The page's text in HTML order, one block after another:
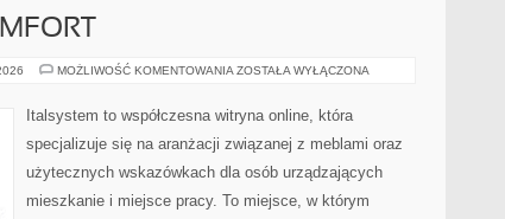
MOŻLIWOŚĆ KOMENTOWANIA ERGONOMIA
ZOSTAŁA WYŁĄCZONA
Italsystem to współczesna witryna online, która
specjalizuje się na aranżacji związanej z meblami oraz
użytecznych wskazówkach dla osób urządzających
mieszkanie i miejsce pracy. To miejsce, w którym